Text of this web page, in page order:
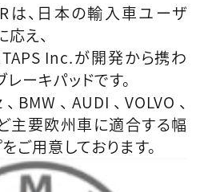
は、日本の輸入車ユーザ
え、
Inc.が開発から携わ
ーキパッドです。
BMW、AUDI、VOLVO、
主要欧州車に適合する幅
ご用意しております。